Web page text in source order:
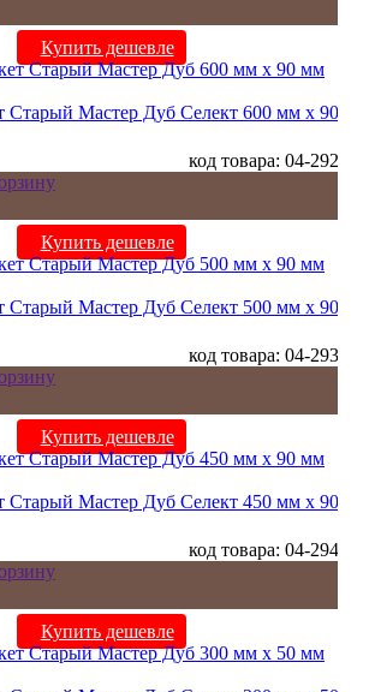
Купить дешевле
Мастер Дуб Селект 600 мм х 90
код товара: 04-292
Купить дешевле
Мастер Дуб Селект 500 мм х 90
код товара: 04-293
Купить дешевле
Мастер Дуб Селект 450 мм х 90
код товара: 04-294
Купить дешевле